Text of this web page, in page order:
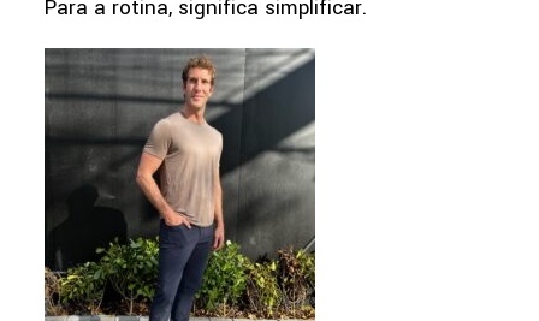
Para a rotina, significa simplificar.